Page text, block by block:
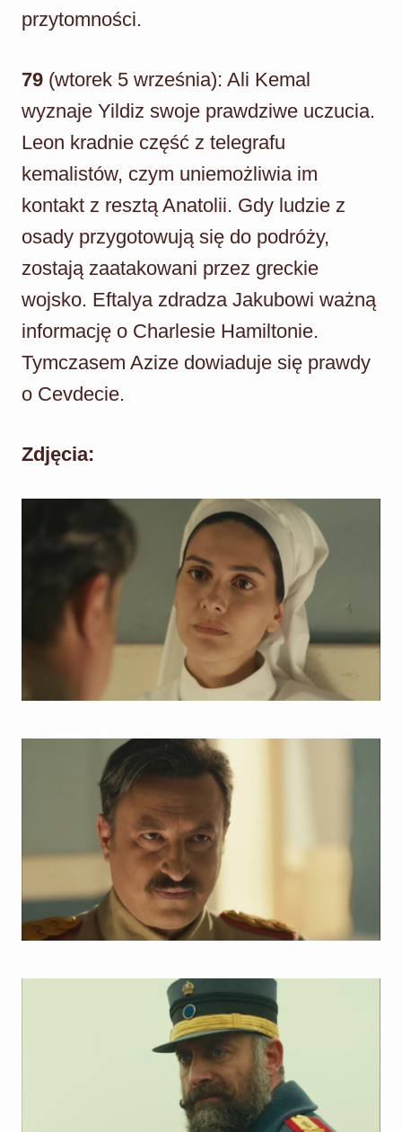
przytomności.
79 (wtorek 5 września): Ali Kemal
wyznaje Yildiz swoje prawdziwe uczucia.
Leon kradnie część z telegrafu
kemalistów, czym uniemożliwia im
kontakt z resztą Anatolii. Gdy ludzie z
osady przygotowują się do podróży,
zostają zaatakowani przez greckie
wojsko. Eftalya zdradza Jakubowi ważną
informację o Charlesie Hamiltonie.
Tymczasem Azize dowiaduje się prawdy
o Cevdecie.
Zdjęcia: